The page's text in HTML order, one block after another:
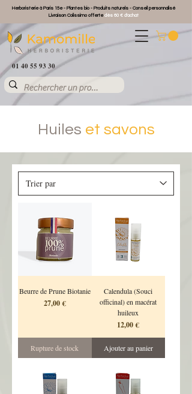
Herboristerie à Paris 15e - Plantes bio - Produits naturels - Conseil personnalisé
Livraison Colissimo offertedès 60 € d'achat
01 40 55 93 30
Huiles et savons
Beurre de Prune Biotanie
Prix
27,00 €
Rupture de stock
Calendula (Souci
officinal) en macérat
huileux
Prix
12,00 €
Ajouter au panier